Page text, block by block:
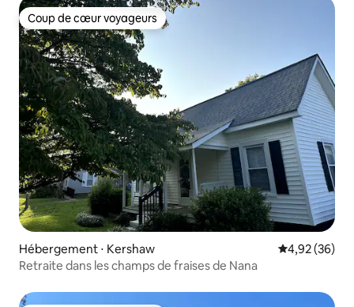
Coup de cœur voyageurs
Coup de cœur voyageurs
Hébergement ⋅ Kershaw Évaluation
4,92 (36)
Retraite dans les champs de fraises de Nana